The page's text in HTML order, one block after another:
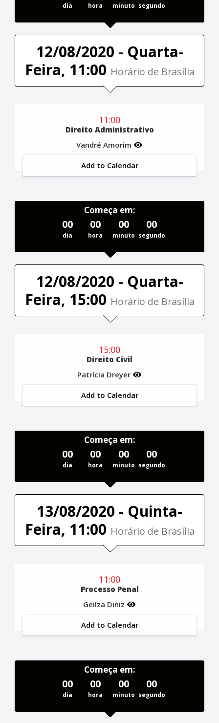
dia hora minuto segundo
12/08/2020 - Quarta-
Feira, 11:00 Horário de Brasília
11:00
Direito Administrativo
Vandré Amorim
Add to Calendar
Começa em:
00
dia
00
hora
00
minuto
00
segundo
12/08/2020 - Quarta-
Feira, 15:00 Horário de Brasília
15:00
Direito Civil
Patrícia Dreyer
Add to Calendar
Começa em:
00
dia
00
hora
00
minuto
00
segundo
13/08/2020 - Quinta-
Feira, 11:00 Horário de Brasília
11:00
Processo Penal
Geilza Diniz
Add to Calendar
Começa em:
00
dia
00
hora
00
minuto
00
segundo